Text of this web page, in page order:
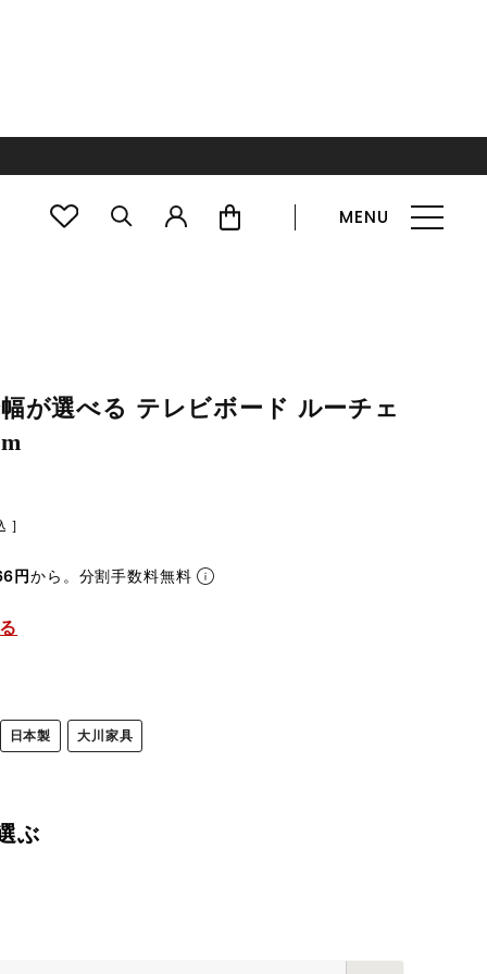
MENU
が選べる テレビボード ルーチェ
円から。分割手数料無料
日本製 大川家具
ぶ